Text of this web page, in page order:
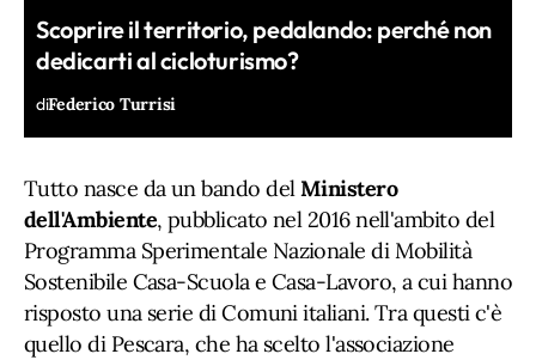
Scoprire il territorio, pedalando: perché non
dedicarti al cicloturismo?
diFederico Turrisi
Tutto nasce da un bando delMinistero
dell'Ambiente, pubblicato nel 2016 nell'ambito del
Programma Sperimentale Nazionale di Mobilità
Sostenibile Casa-Scuola e Casa-Lavoro, a cui hanno
risposto una serie di Comuni italiani. Tra questi c'è
quello di Pescara, che ha scelto l'associazione